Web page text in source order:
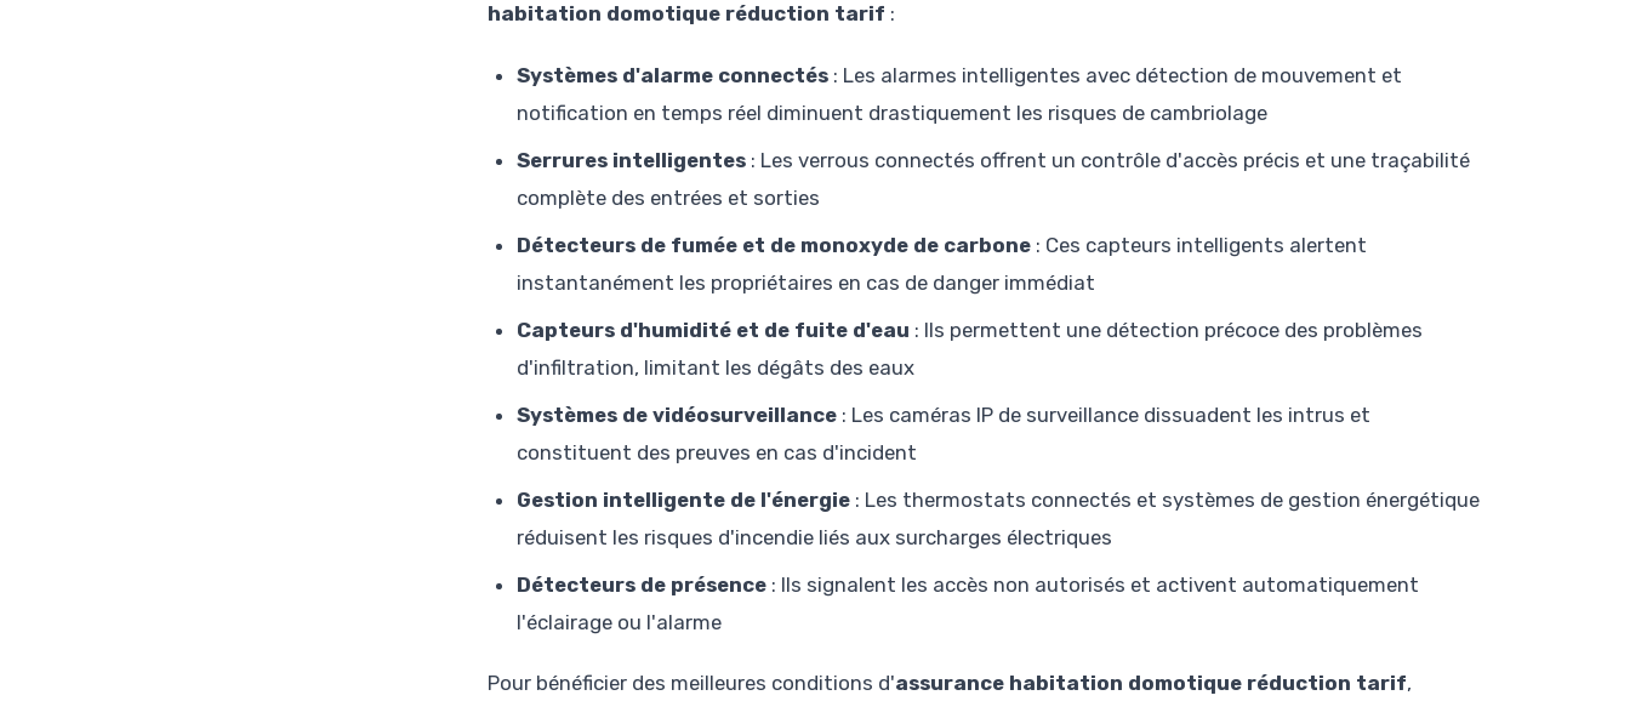
habitation domotique réduction tarif :
Systèmes d'alarme connectés : Les alarmes intelligentes avec détection de mouvement et
notification en temps réel diminuent drastiquement les risques de cambriolage
Serrures intelligentes : Les verrous connectés offrent un contrôle d'accès précis et une traçabilité
complète des entrées et sorties
Détecteurs de fumée et de monoxyde de carbone : Ces capteurs intelligents alertent
instantanément les propriétaires en cas de danger immédiat
Capteurs d'humidité et de fuite d'eau : Ils permettent une détection précoce des problèmes
d'infiltration, limitant les dégâts des eaux
Systèmes de vidéosurveillance : Les caméras IP de surveillance dissuadent les intrus et
constituent des preuves en cas d'incident
Gestion intelligente de l'énergie : Les thermostats connectés et systèmes de gestion énergétique
réduisent les risques d'incendie liés aux surcharges électriques
Détecteurs de présence : Ils signalent les accès non autorisés et activent automatiquement
l'éclairage ou l'alarme
Pour bénéficier des meilleures conditions d'assurance habitation domotique réduction tarif,